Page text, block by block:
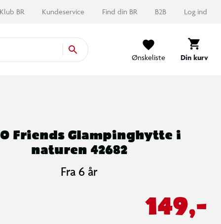
Klub BR Kundeservice Find din BR B2B Log ind
Ønskeliste Din kurv
Friends Glampinghytte i
naturen 42682
Fra 6 år
149,-